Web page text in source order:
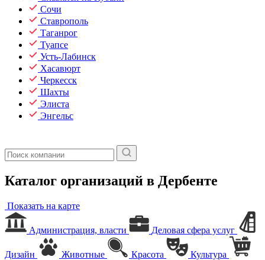
Сочи
Ставрополь
Таганрог
Туапсе
Усть-Лабинск
Хасавюрт
Черкесск
Шахты
Элиста
Энгельс
Каталог организаций в Дербенте
Показать на карте
Администрация, власти Деловая сфера услуг
Дизайн Животные Красота Культура